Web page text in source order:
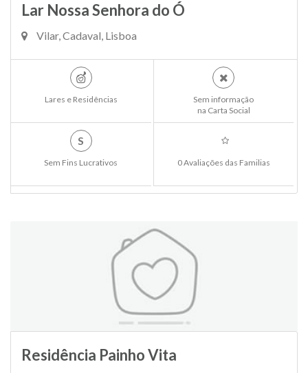
Lar Nossa Senhora do Ó
Vilar, Cadaval, Lisboa
Lares e Residências
Sem informação
na Carta Social
S
Sem Fins Lucrativos 0 Avaliações das Familias
Residência Painho Vita